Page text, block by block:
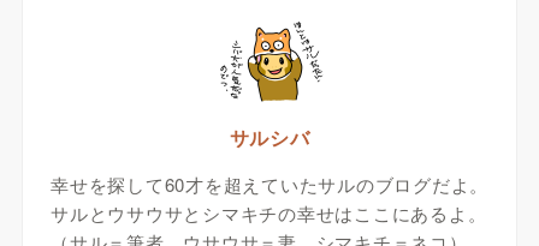
サルシバ
幸せを探して60才を超えていたサルのブログだよ。
サルとウサウサとシマキチの幸せはここにあるよ。